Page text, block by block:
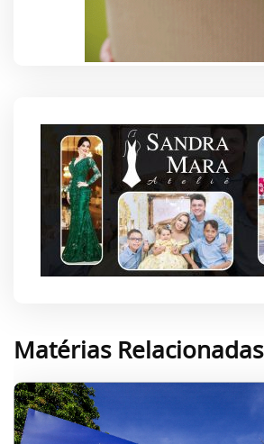
Matérias Relacionadas